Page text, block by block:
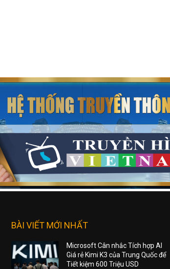
BÀI VIẾT MỚI NHẤT
Microsoft Cân nhắc Tích hợp AI
Giá rẻ Kimi K3 của Trung Quốc để
Tiết kiệm 600 Triệu USD